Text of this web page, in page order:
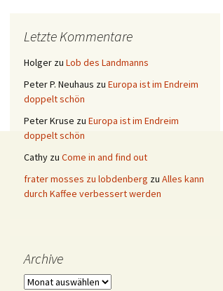
Letzte Kommentare
Holger zu Lob des Landmanns
Peter P. Neuhaus zu Europa ist im Endreim
doppelt schön
Peter Kruse zu Europa ist im Endreim
doppelt schön
Cathy zu Come in and find out
frater mosses zu lobdenberg zu Alles kann
durch Kaffee verbessert werden
Archive
Archive